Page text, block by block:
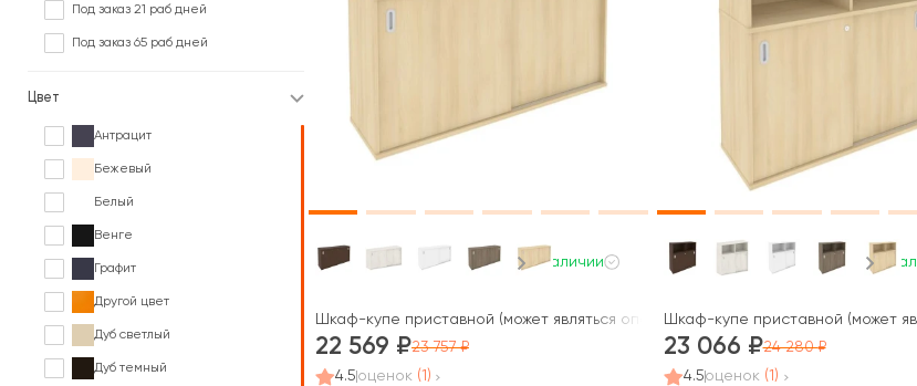
Под заказ 21 раб дней
Под заказ 65 раб дней
Цвет
Антрацит
Бежевый
Белый
Венге
Графит
Другой цвет
Дуб светлый
Дуб темный
В наличии
Шкаф-купе приставной (может являться опорным элементом) 147,5x41x75
22 569
23 757
4.5 оценок (1)
В
Шкаф-купе приставной (может
23 066
24 280
4.5оценок (1)